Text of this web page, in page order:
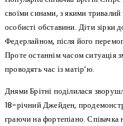
своїми синами, з якими тривалий
особисті обставини. Діти зірки
Федерлайном, після його
Проте останнім часом ситуація
проводять час із матір’ю.
Днями Брітні поділилася
18-річний Джейден,
граючи на фортепіано. Співачка